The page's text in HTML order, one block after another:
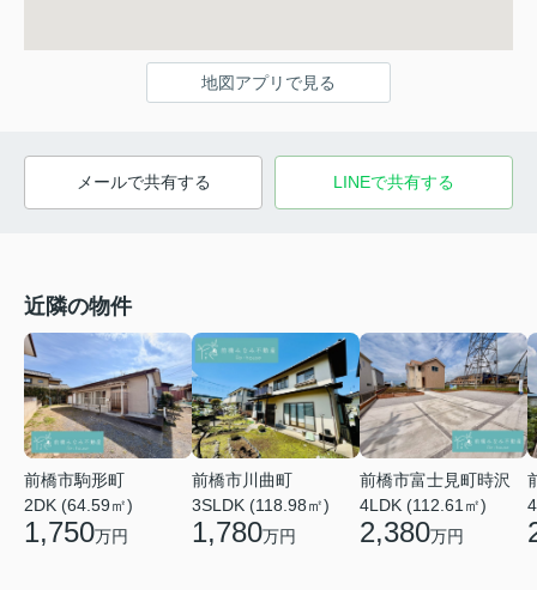
地図アプリで見る
メールで共有する LINEで共有する
近隣の物件
前橋市駒形町
2DK (64.59㎡)
1,750万円
前橋市川曲町
3SLDK (118.98㎡)
1,780万円
前橋市富士見町時沢
4LDK (112.61㎡)
2,380万円